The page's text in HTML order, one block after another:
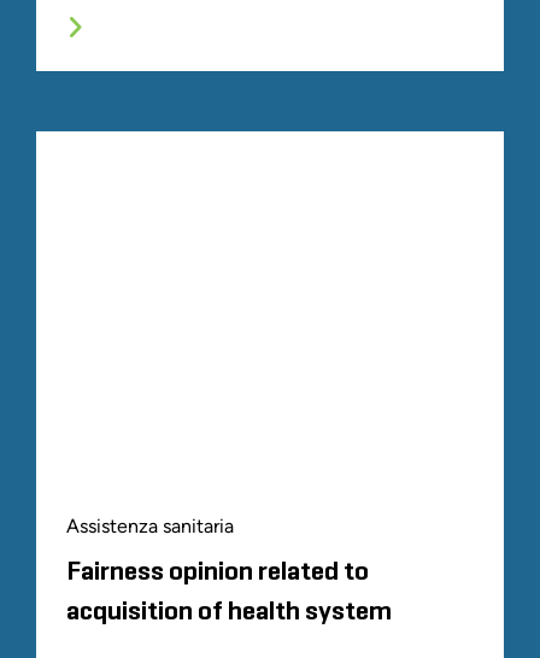
Assistenza sanitaria
Fairness opinion related to
acquisition of health system